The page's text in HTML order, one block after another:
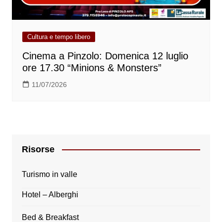
Cultura e tempo libero
Cinema a Pinzolo: Domenica 12 luglio
ore 17.30 “Minions & Monsters”
11/07/2026
Risorse
Turismo in valle
Hotel – Alberghi
Bed & Breakfast